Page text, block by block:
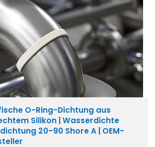
O-Ring-Dichtung aus
Silikon | Wasserdichte
20–90 Shore A | OEM-